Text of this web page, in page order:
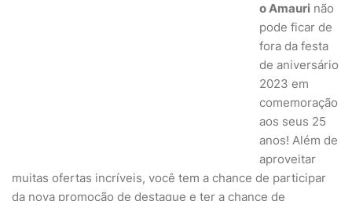
o Amauri não
pode ficar de
fora da festa
de aniversário
2023 em
comemoração
aos seus 25
anos! Além de
aproveitar
muitas ofertas incríveis, você tem a chance de participar
da nova promoção de destaque e ter a chance de